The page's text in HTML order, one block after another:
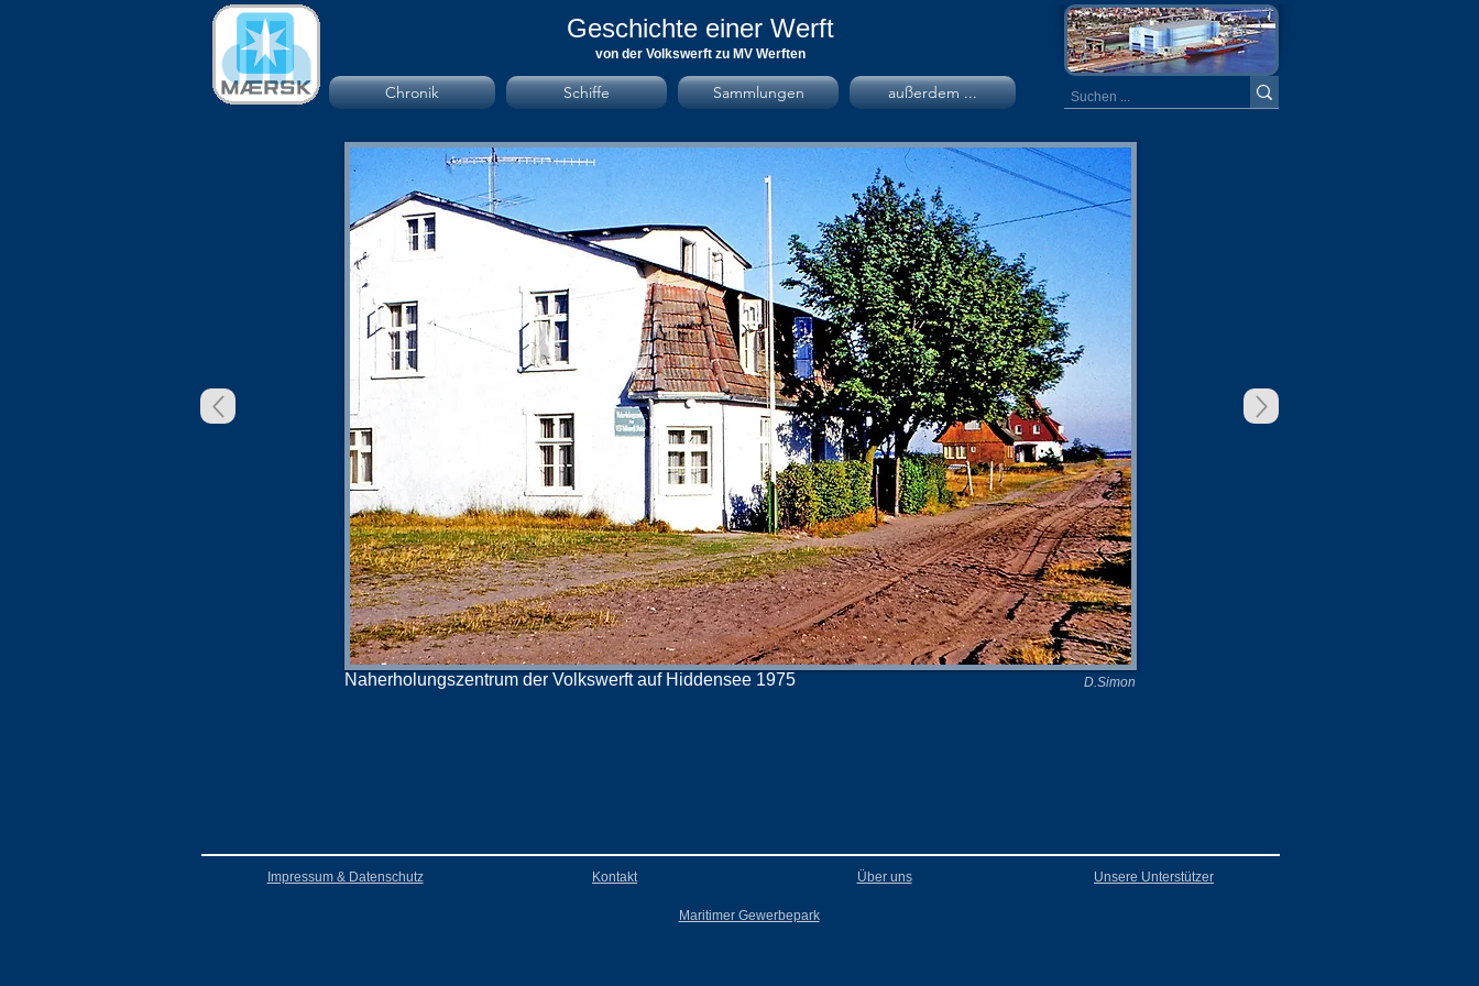
Geschichte einer Werft
von der Volkswerft zu MV Werften
Chronik Schiffe Sammlungen außerdem ...
Naherholungszentrum der Volkswerft auf Hiddensee 1975 D.Simon
Impressum & Datenschutz Kontakt Über uns Unsere Unterstützer
Maritimer Gewerbepark